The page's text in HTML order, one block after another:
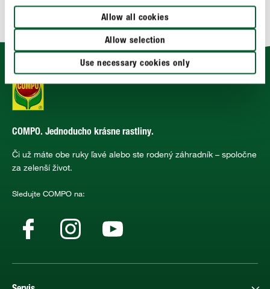
Allow all cookies
Allow selection
Use necessary cookies only
COMPO. Jednoducho krásne rastliny.
Či už máte obe ruky ľavé alebo ste rodený záhradník – spoločne
za zelenší život.
Sledujte COMPO na: